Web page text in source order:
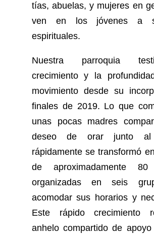
tías, abuelas, y mujeres en
ven en los jóvenes a
espirituales.
Nuestra parroquia
crecimiento y la
movimiento desde su
finales de 2019. Lo que
unas pocas madres
deseo de orar junto al
rápidamente se transformó
de aproximadamente 80
organizadas en seis
acomodar sus horarios y
Este rápido crecimiento
anhelo compartido de apoyo